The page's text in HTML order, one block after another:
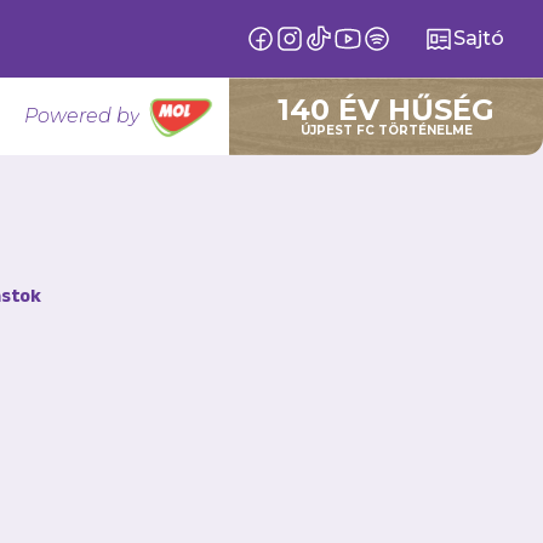
Sajtó
Powered by 140 ÉV HŰSÉG
ÚJPEST FC TÖRTÉNELME
aki brazíliai
és